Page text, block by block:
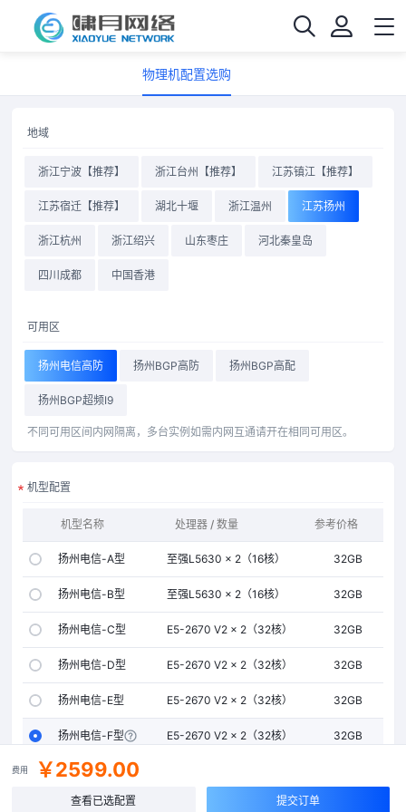
物理机配置选购
地域
浙江宁波【推荐】 浙江台州【推荐】 江苏镇江【推荐】
江苏宿迁【推荐】 湖北十堰 浙江温州 江苏扬州
浙江杭州 浙江绍兴 山东枣庄 河北秦皇岛
四川成都 中国香港
可用区
扬州电信高防 扬州BGP高防 扬州BGP高配
扬州BGP超频I9
不同可用区间内网隔离，多台实例如需内网互通请开在相同可用区。
机型配置
机型名称 处理器 / 数量 内存
参考价格
扬州电信-A型 至强L5630 × 2（16核） 32GB
扬州电信-B型 至强L5630 × 2（16核） 32GB
扬州电信-C型 E5-2670 V2 × 2（32核） 32GB
扬州电信-D型 E5-2670 V2 × 2（32核） 32GB
扬州电信-E型 E5-2670 V2 × 2（32核） 32GB
扬州电信-F型 E5-2670 V2 × 2（32核） 32GB
当前所选： 扬州电信高防
费用 ￥2599.00
查看已选配置 提交订单